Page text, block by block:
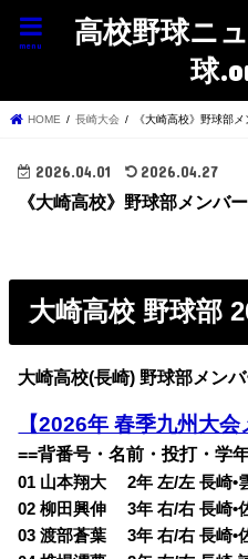
高校野球ニ
球
menu
HOME 長崎大会 《大崎高校》野球部
2026.04.01 2026.04.27
《大崎高校》野球部メンバ
大崎高校 野球部
大崎高校(長崎) 野球部メン
【2026年 春季九州大会
==背番号・名前・投打・学
01 山本翔大 2年 左/左 長崎•
02 柳田興伸 3年 右/右 長崎•
03 渡部蒼葉 3年 右/右 長崎•